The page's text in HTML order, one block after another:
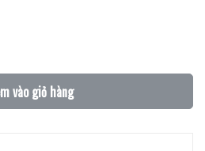
vào giỏ hàng